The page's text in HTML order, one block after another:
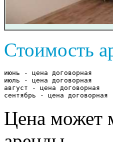
Стоимость
июнь - цена договорная
июль - цена договорная
август - цена договорная
сентябрь - цена договорная
Цена может